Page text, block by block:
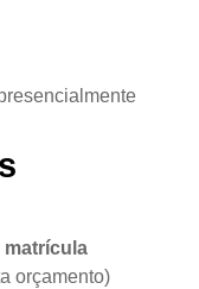
matrícula
orçamento)